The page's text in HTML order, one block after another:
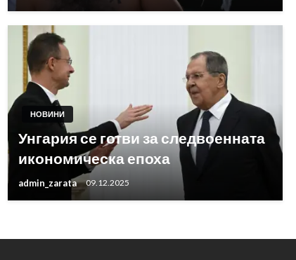
НОВИНИ
Унгария се готви за следвоенната
икономическа епоха
admin_zarata 09.12.2025